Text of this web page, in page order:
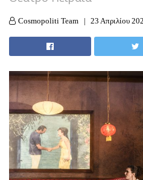
Cosmopoliti Team 23 Απριλίου